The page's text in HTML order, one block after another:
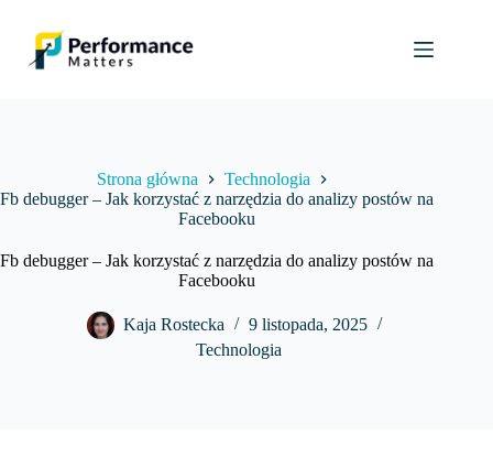
Strona główna
Technologia
Fb debugger – Jak korzystać z narzędzia do analizy postów na
Facebooku
Fb debugger – Jak korzystać z narzędzia do analizy postów na
Facebooku
Kaja Rostecka
9 listopada, 2025
Technologia